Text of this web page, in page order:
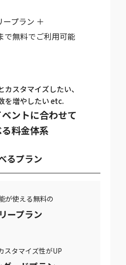
ープラン ＋
で無料でご利用可能
カスタマイズしたい、
を増やしたい etc.
ントに合わせて
料金体系
るプラン
が使える無料の
ープラン
スタマイズ性がUP